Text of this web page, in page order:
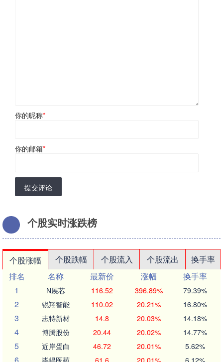
你的昵称*
你的邮箱*
提交评论
个股实时涨跌榜
个股涨幅 个股跌幅 个股流入 个股流出
换手率
排名
名称 最新价 涨幅
换手率
1
N展芯 116.52 396.89% 79.39%
2 锐翔智能 110.02 20.21% 16.80%
3 志特新材 14.8 20.03% 14.18%
4 博腾股份 20.44 20.02% 14.77%
5 近岸蛋白 46.72 20.01% 5.62%